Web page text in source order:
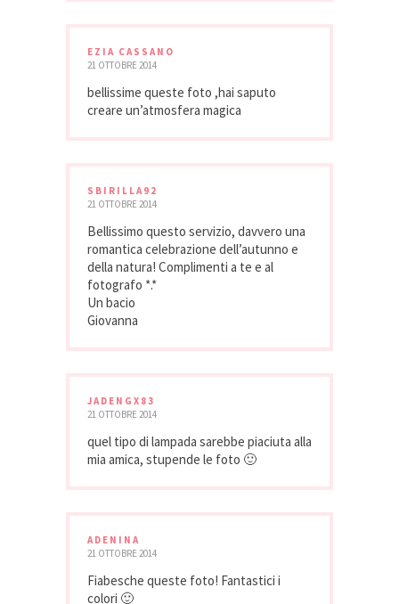
EZIA CASSANO
21 OTTOBRE 2014
bellissime queste foto ,hai saputo
creare un’atmosfera magica
SBIRILLA92
21 OTTOBRE 2014
Bellissimo questo servizio, davvero una
romantica celebrazione dell’autunno e
della natura! Complimenti a te e al
fotografo *.*
Un bacio
Giovanna
JADENGX83
21 OTTOBRE 2014
quel tipo di lampada sarebbe piaciuta alla
mia amica, stupende le foto 🙂
ADENINA
21 OTTOBRE 2014
Fiabesche queste foto! Fantastici i
colori 🙂